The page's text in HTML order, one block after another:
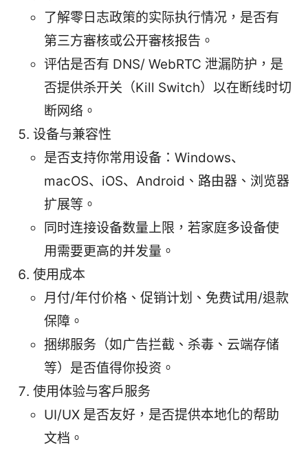
了解零日志政策的实际执行情况，是否有
第三方審核或公开審核报告。
评估是否有 DNS/ WebRTC 泄漏防护，是
否提供杀开关（Kill Switch）以在断线时切
断网络。
设备与兼容性
是否支持你常用设备：Windows、
macOS、iOS、Android、路由器、浏览器
扩展等。
同时连接设备数量上限，若家庭多设备使
用需要更高的并发量。
使用成本
月付/年付价格、促销计划、免费试用/退款
保障。
捆绑服务（如广告拦截、杀毒、云端存储
等）是否值得你投资。
使用体验与客户服务
UI/UX 是否友好，是否提供本地化的帮助
文档。